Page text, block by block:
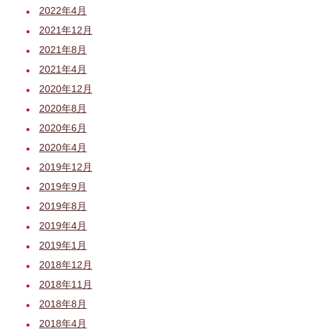
2022年4月
2021年12月
2021年8月
2021年4月
2020年12月
2020年8月
2020年6月
2020年4月
2019年12月
2019年9月
2019年8月
2019年4月
2019年1月
2018年12月
2018年11月
2018年8月
2018年4月